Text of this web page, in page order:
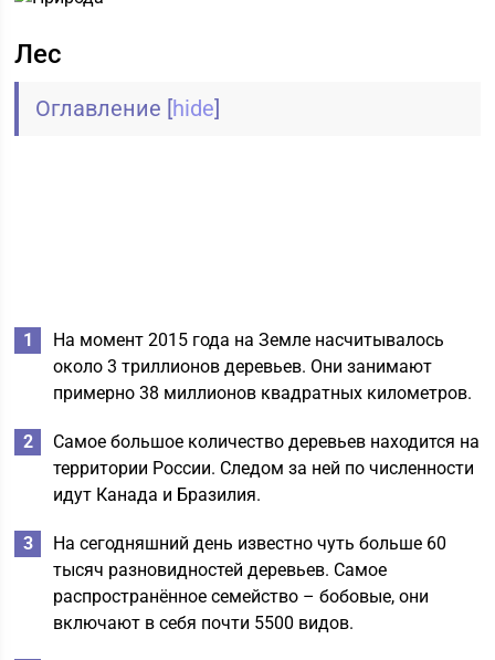
Лес
Оглавление [hide]
На момент 2015 года на Земле насчитывалось
около 3 триллионов деревьев. Они занимают
примерно 38 миллионов квадратных километров.
Самое большое количество деревьев находится на
территории России. Следом за ней по численности
идут Канада и Бразилия.
На сегодняшний день известно чуть больше 60
тысяч разновидностей деревьев. Самое
распространённое семейство – бобовые, они
включают в себя почти 5500 видов.